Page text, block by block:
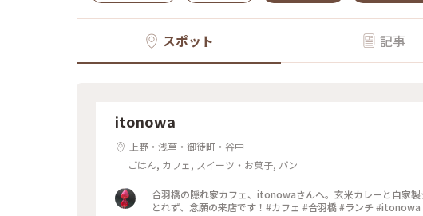
スポット 記事
itonowa
上野・浅草・御徒町・谷中
ごはん, カフェ, スイーツ・お菓子, パン
合羽橋の隠れ家カフェ、itonowaさんへ。玄米カレーと自家
とれず、念願の来店です！#カフェ #合羽橋 #ランチ #itonowa